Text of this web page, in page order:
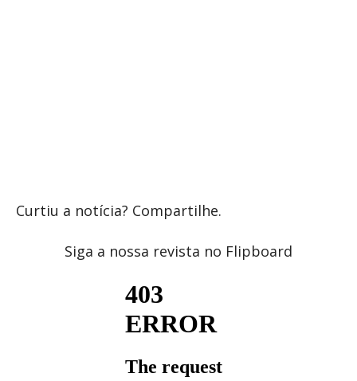
Curtiu a notícia? Compartilhe.
Siga a nossa revista no Flipboard